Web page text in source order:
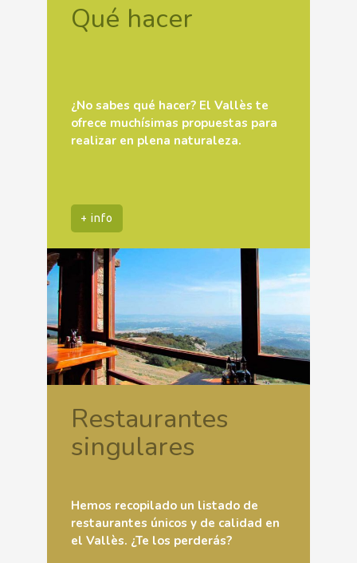
Qué hacer
¿No sabes qué hacer? El Vallès te
ofrece muchísimas propuestas para
realizar en plena naturaleza.
+ info
Restaurantes
singulares
Hemos recopilado un listado de
restaurantes únicos y de calidad en
el Vallès. ¿Te los perderás?